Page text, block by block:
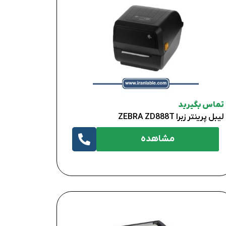
تماس بگیرید
لیبل پرینتر زبرا ZEBRA ZD888T
مشاهده